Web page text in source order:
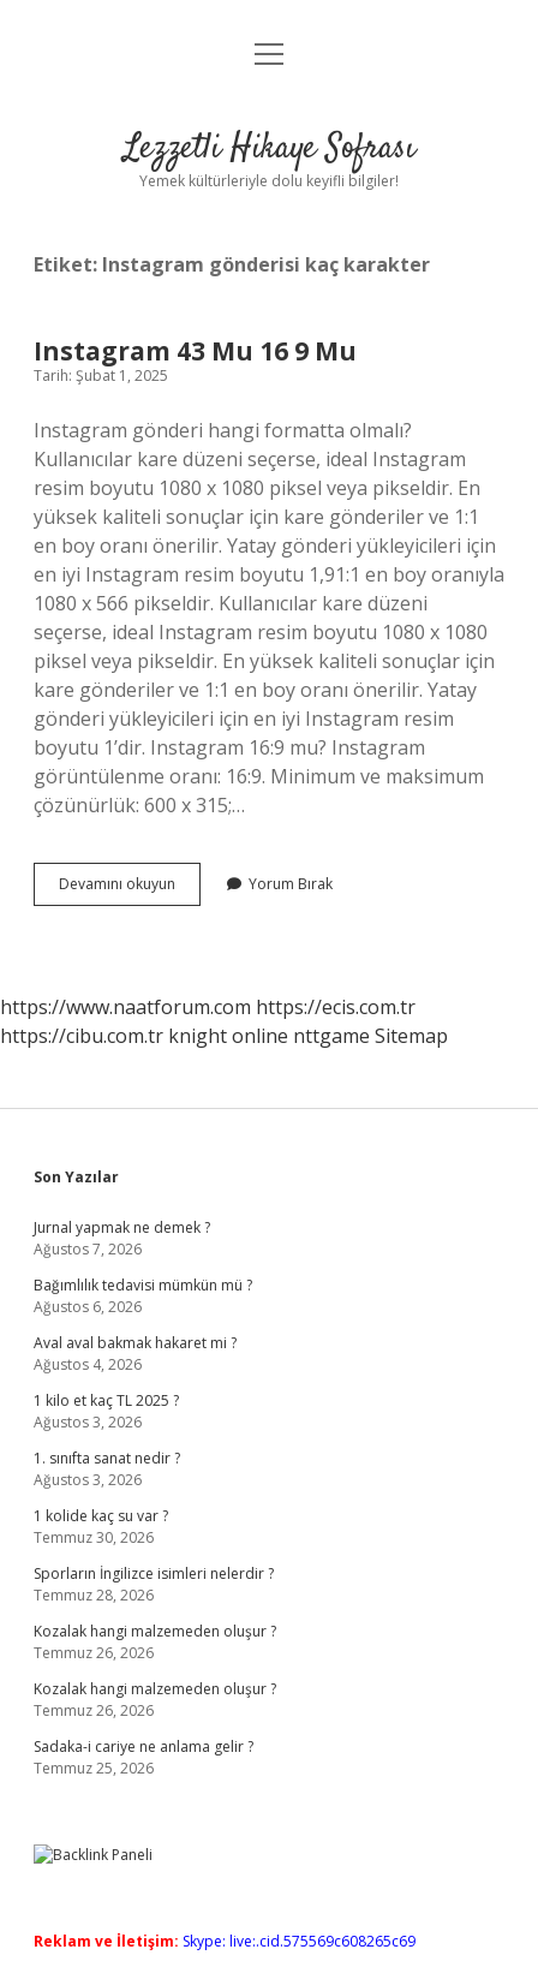
Anasayfa
Yasal Uyarı
menüyü
Lezzetli Hikaye Sofrası
Yemek kültürleriyle dolu keyifli bilgiler!
Etiket: Instagram gönderisi kaç karakter
Instagram 43 Mu 16 9 Mu
Tarih: Şubat 1, 2025
Instagram gönderi hangi formatta olmalı?
Kullanıcılar kare düzeni seçerse, ideal Instagram
resim boyutu 1080 x 1080 piksel veya pikseldir. En
yüksek kaliteli sonuçlar için kare gönderiler ve 1:1
en boy oranı önerilir. Yatay gönderi yükleyicileri için
en iyi Instagram resim boyutu 1,91:1 en boy oranıyla
1080 x 566 pikseldir. Kullanıcılar kare düzeni
seçerse, ideal Instagram resim boyutu 1080 x 1080
piksel veya pikseldir. En yüksek kaliteli sonuçlar için
kare gönderiler ve 1:1 en boy oranı önerilir. Yatay
gönderi yükleyicileri için en iyi Instagram resim
boyutu 1’dir. Instagram 16:9 mu? Instagram
görüntülenme oranı: 16:9. Minimum ve maksimum
çözünürlük: 600 x 315;…
Devamını okuyun Instagram
43
Yorum Bırak
https://www.naatforum.com https://ecis.com.tr
https://cibu.com.tr knight online nttgame Sitemap
Sidebar
Son Yazılar
Jurnal yapmak ne demek ?
Ağustos 7, 2026
Bağımlılık tedavisi mümkün mü ?
Ağustos 6, 2026
Aval aval bakmak hakaret mi ?
Ağustos 4, 2026
1 kilo et kaç TL 2025 ?
Ağustos 3, 2026
1. sınıfta sanat nedir ?
Ağustos 3, 2026
1 kolide kaç su var ?
Temmuz 30, 2026
Sporların İngilizce isimleri nelerdir ?
Temmuz 28, 2026
Kozalak hangi malzemeden oluşur ?
Temmuz 26, 2026
Kozalak hangi malzemeden oluşur ?
Temmuz 26, 2026
Sadaka-i cariye ne anlama gelir ?
Temmuz 25, 2026
Reklam ve İletişim: Skype: live:.cid.575569c608265c69